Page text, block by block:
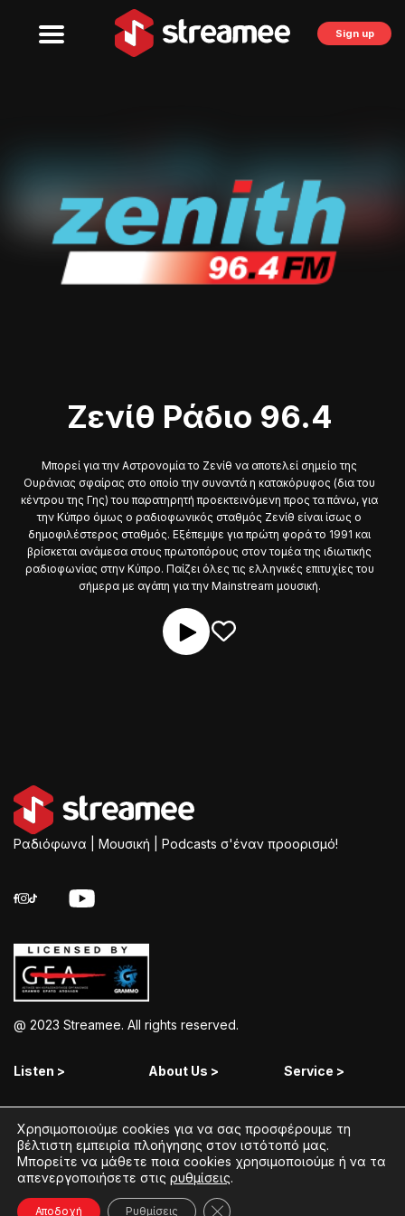
Sign up
Ζενίθ Ράδιο 96.4
Μπορεί για την Αστρονομία το Ζενίθ να αποτελεί σημείο της
Ουράνιας σφαίρας στο οποίο την συναντά η κατακόρυφος (δια του
κέντρου της Γης) του παρατηρητή προεκτεινόμενη προς τα πάνω, για
την Κύπρο όμως ο ραδιοφωνικός σταθμός Ζενίθ είναι ίσως ο
δημοφιλέστερος σταθμός. Εξέπεμψε για πρώτη φορά το 1991 και
βρίσκεται ανάμεσα στους πρωτοπόρους στον τομέα της ιδιωτικής
ραδιοφωνίας στην Κύπρο. Παίζει όλες τις ελληνικές επιτυχίες του
σήμερα με αγάπη για την Μainstream μουσική.
Ραδιόφωνα | Μουσική | Podcasts σ'έναν προορισμό!
@ 2023 Streamee. All rights reserved.
Listen >
Streamee Radios
Moods
Radios
About Us >
Policy
Terms of Use
Coins Explained
Service >
Free Download
Add Your Station
Contact
Χρησιμοποιούμε cookies για να σας προσφέρουμε τη
βέλτιστη εμπειρία πλοήγησης στον ιστότοπό μας.
Μπορείτε να μάθετε ποια cookies χρησιμοποιούμε ή να τα
απενεργοποιήσετε στις ρυθμίσεις.
Αποδοχή Ρυθμίσεις Κλείσιμο του Cookie banner